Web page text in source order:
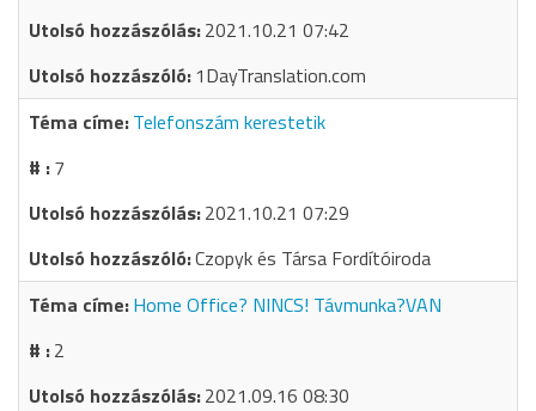
2021.10.21 07:42
1DayTranslation.com
Telefonszám kerestetik
7
2021.10.21 07:29
Czopyk és Társa Fordítóiroda
Home Office? NINCS! Távmunka?VAN
2
2021.09.16 08:30